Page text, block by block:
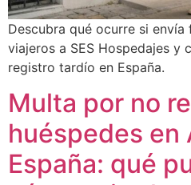
Descubra qué ocurre si
viajeros a SES Hospedajes y
registro tardío en España.
Multa por no
huéspedes en
España: qué